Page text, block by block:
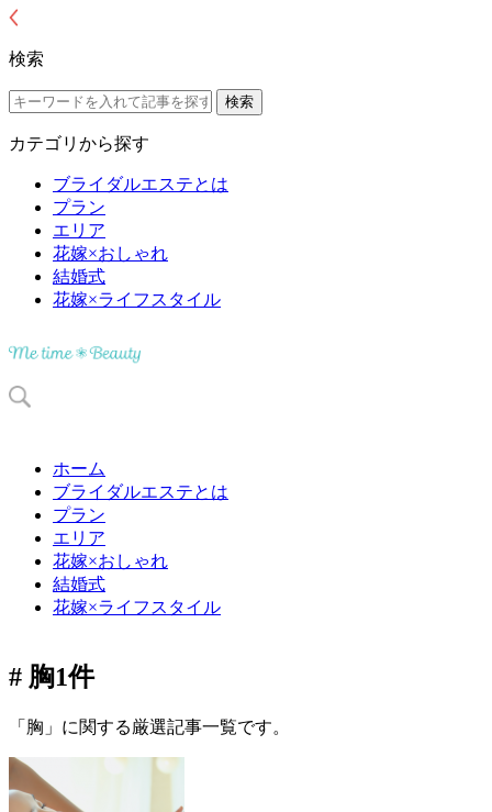
検索
カテゴリから探す
ブライダルエステとは
プラン
エリア
花嫁×おしゃれ
結婚式
花嫁×ライフスタイル
ホーム
ブライダルエステとは
プラン
エリア
花嫁×おしゃれ
結婚式
花嫁×ライフスタイル
# 胸1件
「胸」に関する厳選記事一覧です。